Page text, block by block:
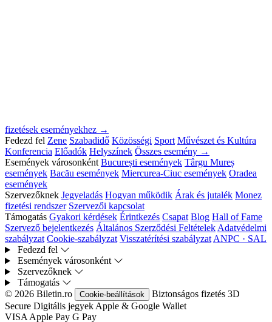
fizetések eseményekhez →
Fedezd fel Zene Szabadidő Közösségi Sport Művészet és Kultúra
Konferencia Előadók Helyszínek Összes esemény →
Események városonként București események Târgu Mureș
események Bacău események Miercurea-Ciuc események Oradea
események
Szervezőknek Jegyeladás Hogyan működik Árak és jutalék Monez
fizetési rendszer Szervezői kapcsolat
Támogatás Gyakori kérdések Érintkezés Csapat Blog Hall of Fame
Szervező bejelentkezés Általános Szerződési FeltételekAdatvédelmi
szabályzat Cookie-szabályzat Visszatérítési szabályzatANPC · SAL
Fedezd fel
Események városonként
Szervezőknek
Támogatás
© 2026 Biletin.ro
Cookie-beállítások Biztonságos fizetés 3D
Secure Digitális jegyekApple & Google Wallet
VISAApple Pay G Pay